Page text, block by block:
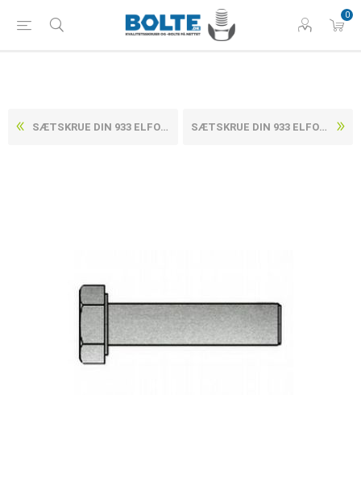
0
SÆTSKRUE DIN 933 ELFORZINKET (8 TLP + SL ) STÅL KL. 8.8 M6X30 (500 STK) SÆTSKRUE DIN 933 ELFORZINKET (8 TLP + SL ) STÅL KL. 8.8 M6X40 (200 STK)